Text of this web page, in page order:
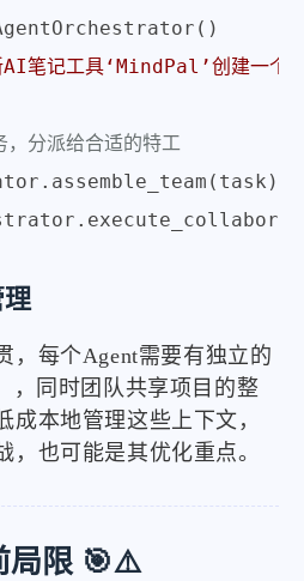
AI笔记工具‘MindPal’创建一个
分派给合适的特工
，每个Agent需要有独立的
，同时团队共享项目的整
成本地管理这些上下文，
，也可能是其优化重点。
局限 🎯⚠️